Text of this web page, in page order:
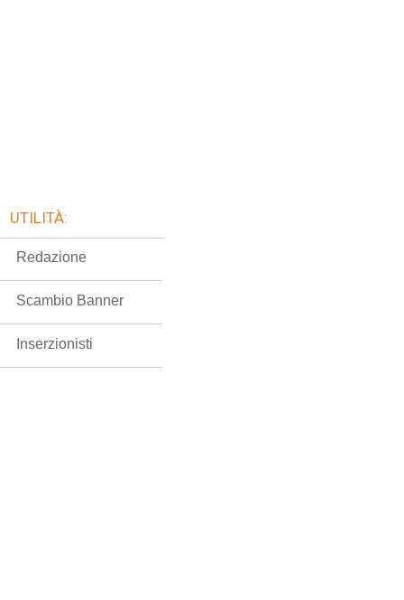
UTILITÀ:
Redazione
Scambio Banner
Inserzionisti